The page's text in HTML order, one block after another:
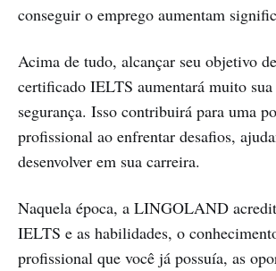
conseguir o emprego aumentam
Acima de tudo, alcançar seu objetivo
certificado IELTS aumentará muito
segurança. Isso contribuirá para uma
profissional ao enfrentar desafios,
desenvolver em sua carreira.
Naquela época, a LINGOLAND
IELTS e as habilidades, o
profissional que você já possuía, as